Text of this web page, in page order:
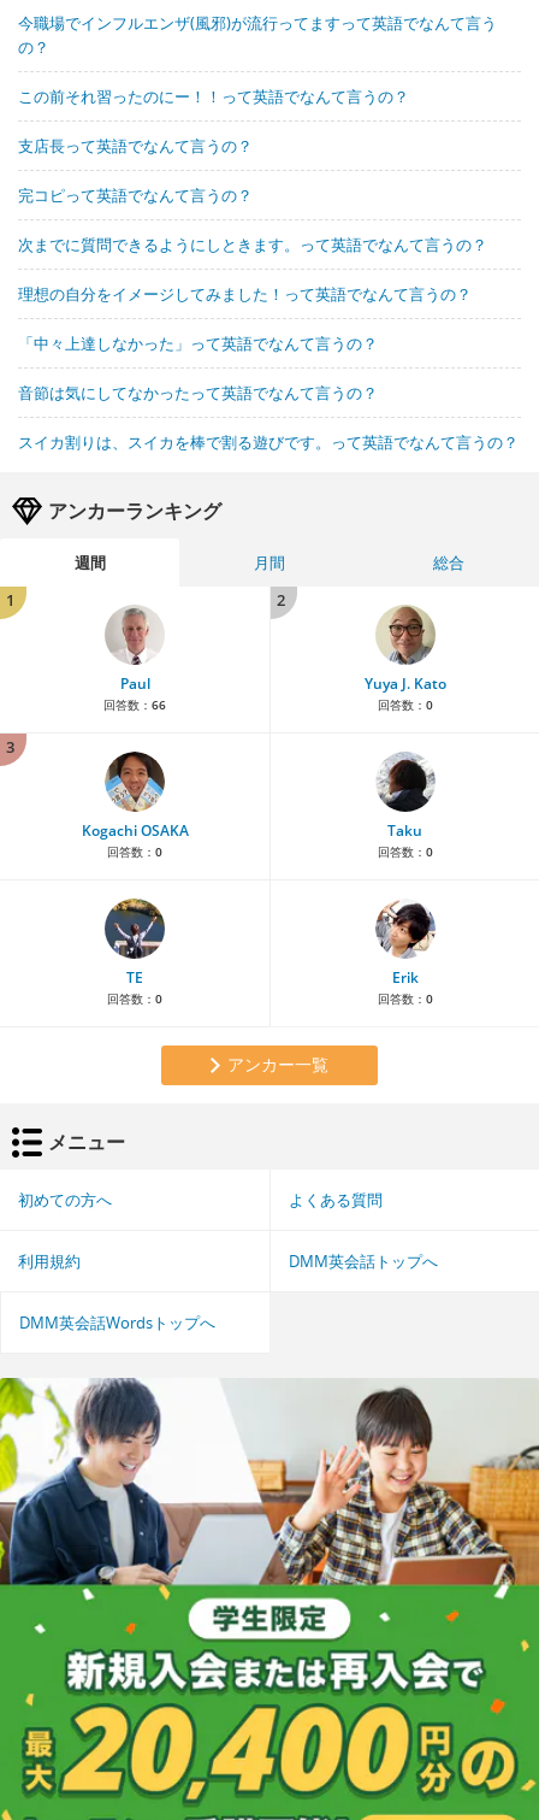
今職場でインフルエンザ(風邪)が流行ってますって英語でなんて言う
の？
この前それ習ったのにー！！って英語でなんて言うの？
支店長って英語でなんて言うの？
完コピって英語でなんて言うの？
次までに質問できるようにしときます。って英語でなんて言うの？
理想の自分をイメージしてみました！って英語でなんて言うの？
「中々上達しなかった」って英語でなんて言うの？
音節は気にしてなかったって英語でなんて言うの？
スイカ割りは、スイカを棒で割る遊びです。って英語でなんて言うの？
アンカーランキング
週間 月間
総合
1
Paul
回答数： 66
2
Yuya J. Kato
回答数： 0
3
Kogachi OSAKA
回答数： 0
Taku
回答数： 0
TE
回答数： 0
Erik
回答数： 0
アンカー一覧
メニュー
初めての方へ よくある質問
利用規約 DMM英会話トップへ
DMM英会話Wordsトップへ